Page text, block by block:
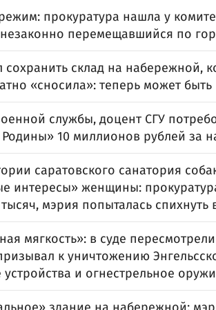
прокуратура нашла у
перемещавшийся по
сохранить склад на набережной,
«сносила»: теперь может
службы, доцент СГУ
10 миллионов рублей за
саратовского санатория
интересы» женщины:
мэрия попыталась спихнуть
мягкость»: в суде
к уничтожению
и огнестрельное